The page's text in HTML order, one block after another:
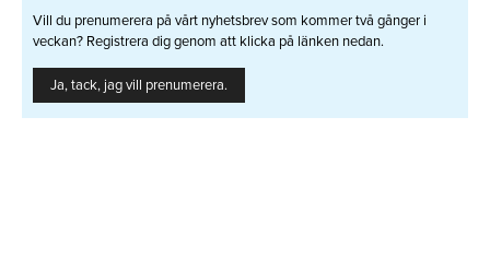
Vill du prenumerera på vårt nyhetsbrev som kommer två gånger i
veckan? Registrera dig genom att klicka på länken nedan.
Ja, tack, jag vill prenumerera.